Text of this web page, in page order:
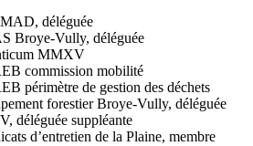
déléguée
Broye-Vully, déléguée
MMXV
commission mobilité
périmètre de gestion des déchets
forestier Broye-Vully, déléguée
déléguée suppléante
d’entretien de la Plaine, membre